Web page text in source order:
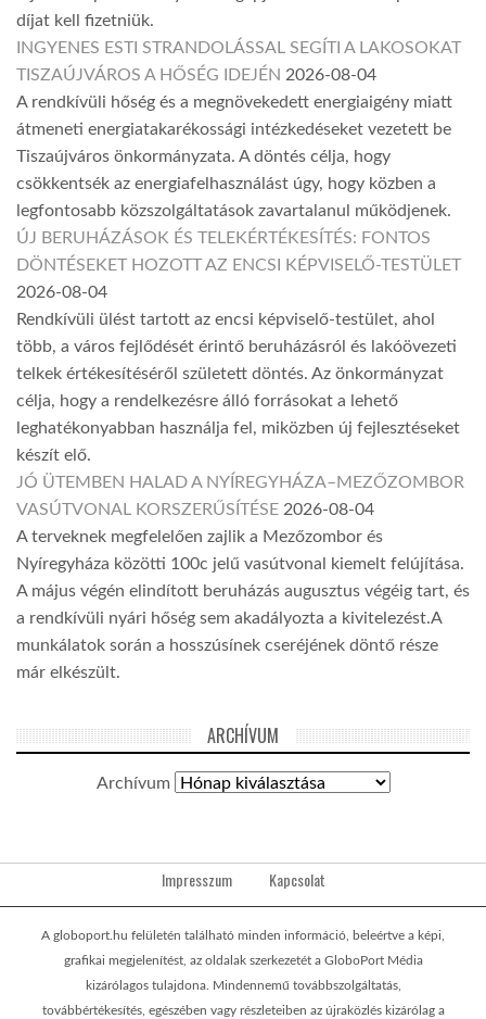
díjat kell fizetniük.
INGYENES ESTI STRANDOLÁSSAL SEGÍTI A LAKOSOKAT
TISZAÚJVÁROS A HŐSÉG IDEJÉN 2026-08-04
A rendkívüli hőség és a megnövekedett energiaigény miatt
átmeneti energiatakarékossági intézkedéseket vezetett be
Tiszaújváros önkormányzata. A döntés célja, hogy
csökkentsék az energiafelhasználást úgy, hogy közben a
legfontosabb közszolgáltatások zavartalanul működjenek.
ÚJ BERUHÁZÁSOK ÉS TELEKÉRTÉKESÍTÉS: FONTOS
DÖNTÉSEKET HOZOTT AZ ENCSI KÉPVISELŐ-TESTÜLET
2026-08-04
Rendkívüli ülést tartott az encsi képviselő-testület, ahol
több, a város fejlődését érintő beruházásról és lakóövezeti
telkek értékesítéséről született döntés. Az önkormányzat
célja, hogy a rendelkezésre álló forrásokat a lehető
leghatékonyabban használja fel, miközben új fejlesztéseket
készít elő.
JÓ ÜTEMBEN HALAD A NYÍREGYHÁZA–MEZŐZOMBOR
VASÚTVONAL KORSZERŰSÍTÉSE 2026-08-04
A terveknek megfelelően zajlik a Mezőzombor és
Nyíregyháza közötti 100c jelű vasútvonal kiemelt felújítása.
A május végén elindított beruházás augusztus végéig tart, és
a rendkívüli nyári hőség sem akadályozta a kivitelezést.A
munkálatok során a hosszúsínek cseréjének döntő része
már elkészült.
ARCHÍVUM
Archívum
Impresszum Kapcsolat
A globoport.hu felületén található minden információ, beleértve a képi,
grafikai megjelenítést, az oldalak szerkezetét a GloboPort Média
kizárólagos tulajdona. Mindennemű továbbszolgáltatás,
továbbértékesítés, egészében vagy részleteiben az újraközlés kizárólag a